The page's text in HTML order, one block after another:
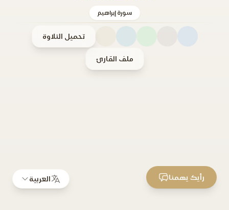
سورة إبراهيم
تحميل التلاوة
ملف القارئ
العربية رأيك يهمنا